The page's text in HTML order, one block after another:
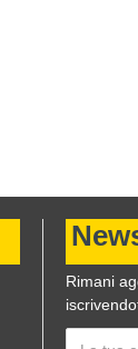
Rimani